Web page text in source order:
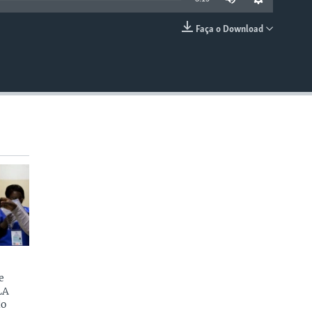
Faça o Download